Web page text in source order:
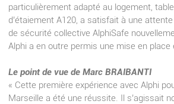
particulièrement adapté au logement,
d’étaiement A120, a satisfait à une
de sécurité collective AlphiSafe
Alphi a en outre permis une mise en
Le point de vue de Marc BRAIBANTI
« Cette première expérience avec Alphi
Marseille a été une réussite. Il s’agissait